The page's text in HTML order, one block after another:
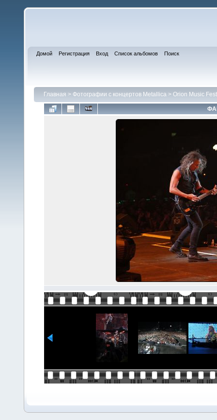
Домой Регистрация Вход Список альбомов Поиск
Главная > Фотографии с концертов Metallica > Orion Music